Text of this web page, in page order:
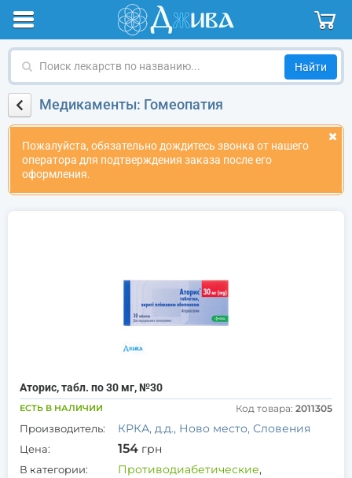
Поиск
по
названиюМедикаменты: Гомеопатия
Пожалуйста, обязательно дождитесь звонка от нашего
оператора для подтверждения заказа после его
оформления.
Аторис, табл. по 30 мг, №30
ЕСТЬ В НАЛИЧИИ Код товара: 2011305
Производитель: КРКА, д.д., Ново место, Словения
Цена: 154 грн
В категории: Противодиабетические,